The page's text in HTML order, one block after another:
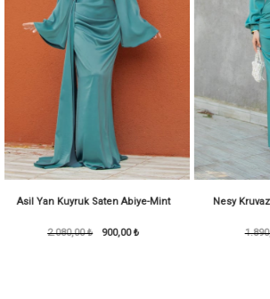
Abiye-Mint Nesy Kruvaze Robalı Saten Abiye-